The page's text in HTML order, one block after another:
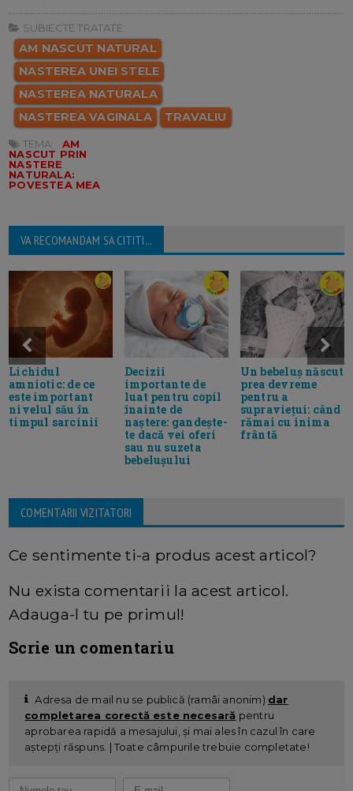
SUBIECTE TRATATE:
AM NASCUT NATURAL
NASTEREA UNEI STELE
NASTEREA NATURALA
NASTEREA VAGINALA
TRAVALIU
TEMA:
AM
NASCUT PRIN
NASTERE
NATURALA:
POVESTEA MEA
VA RECOMANDAM SA CITITI...
Lichidul
amniotic: de ce
este important
nivelul său în
timpul sarcinii
Decizii
importante de
luat pentru copil
înainte de
naștere: gandește-
te dacă vei oferi
sau nu suzeta
bebelușului
Un bebeluș născut
prea devreme
pentru a
supraviețui: când
rămai cu inima
frântă
COMENTARII VIZITATORI
Ce sentimente ti-a produs acest articol?
Nu exista comentarii la acest articol.
Adauga-l tu pe primul!
Scrie un comentariu
Adresa de mail nu se publică (ramâi anonim) dar
completarea corectă este necesară pentru
aprobarea rapidă a mesajului, și mai ales în cazul în care
aștepți răspuns. | Toate câmpurile trebuie completate!